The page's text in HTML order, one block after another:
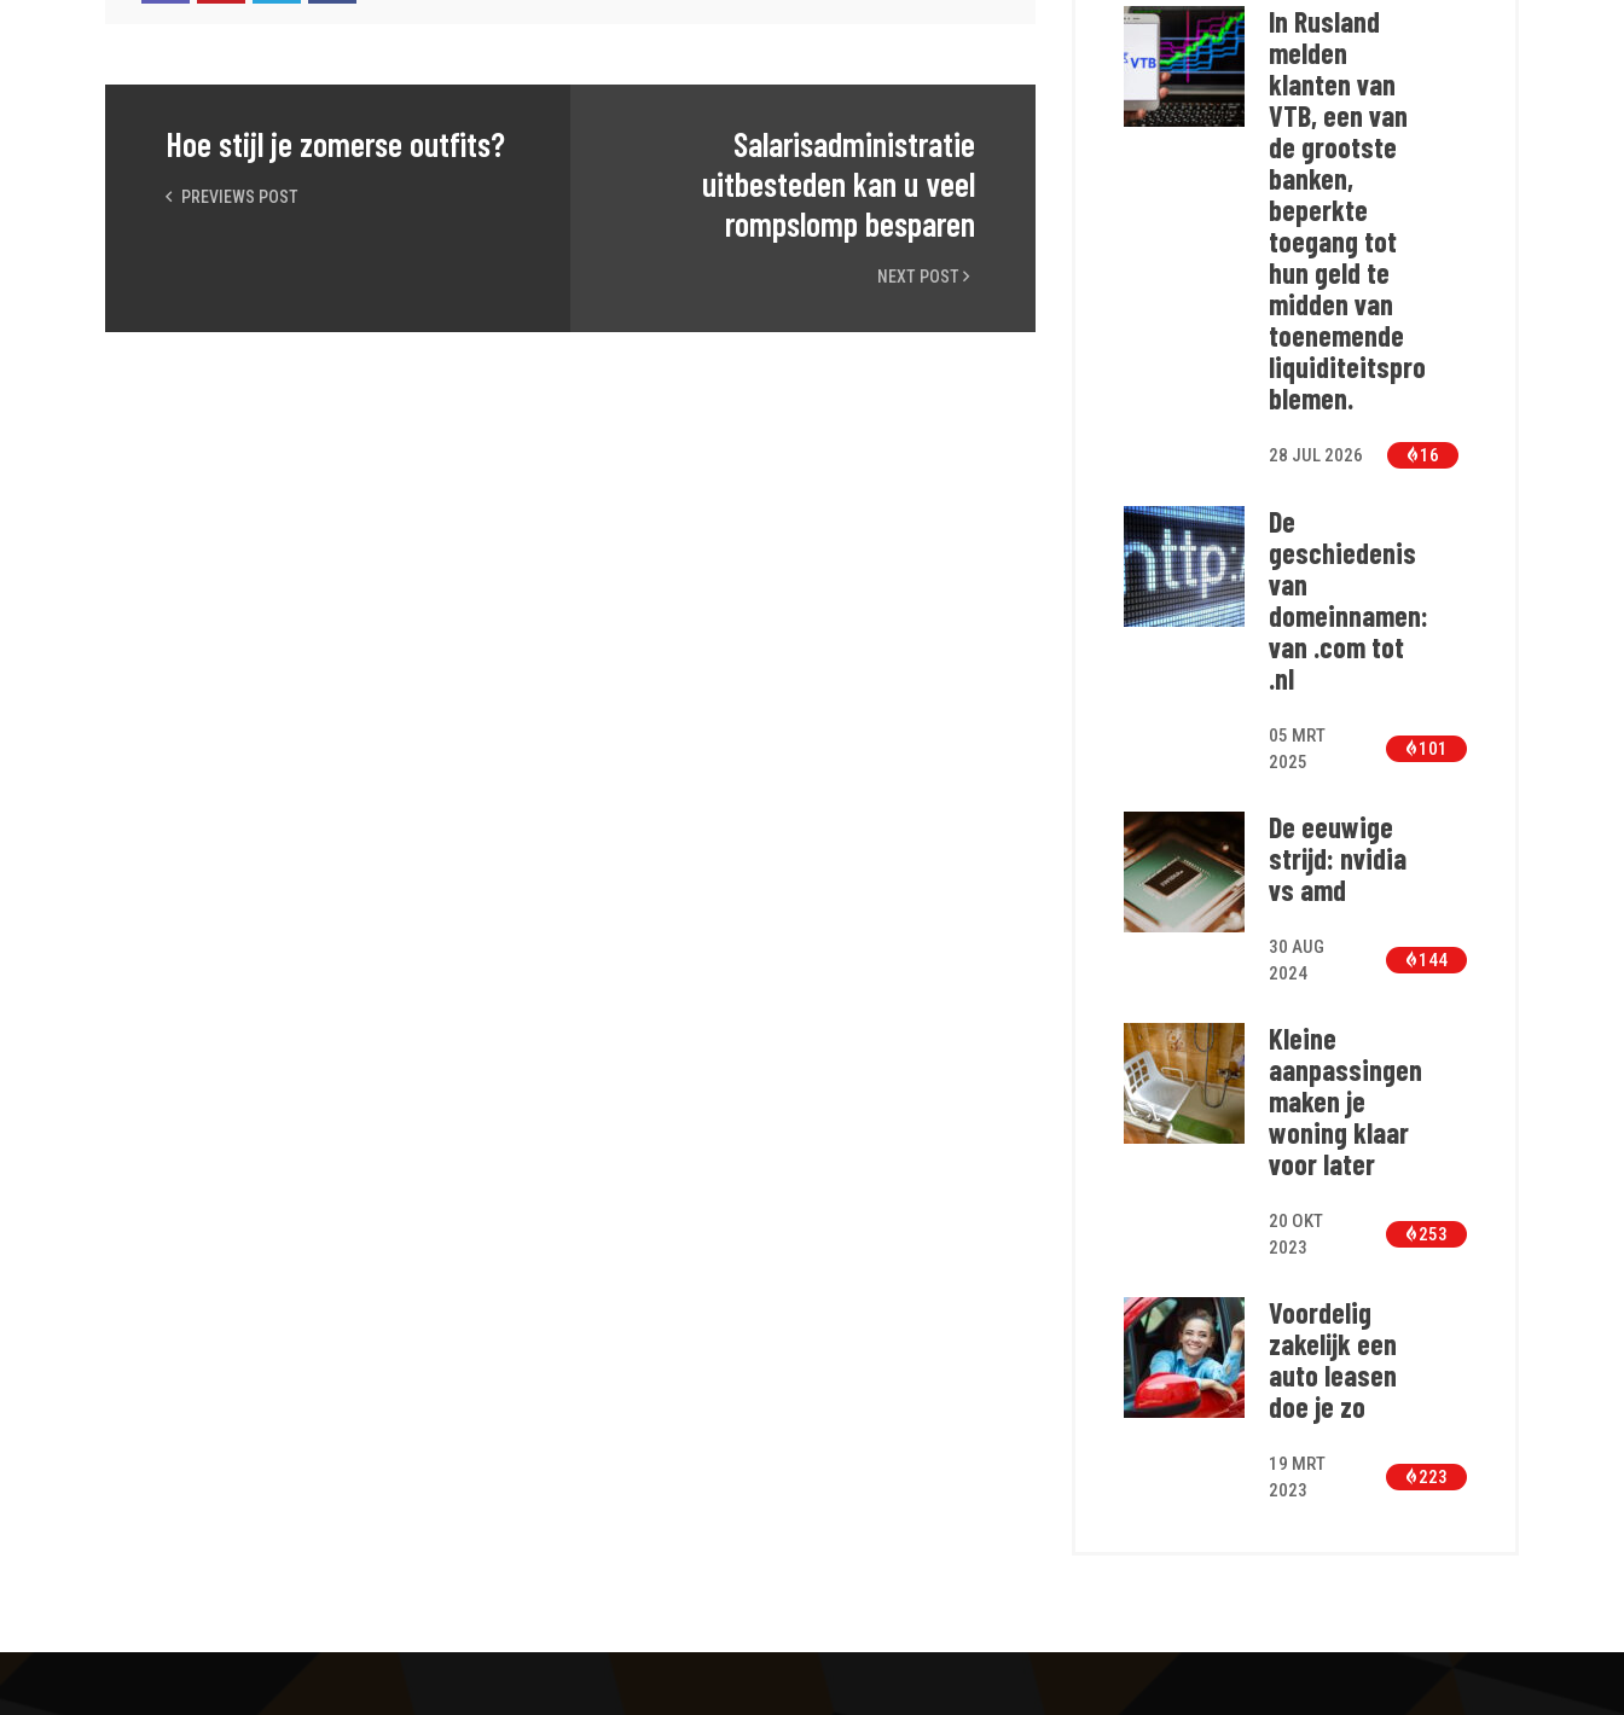
Hoe stijl je zomerse outfits?
PREVIEWS POST
Salarisadministratie
uitbesteden kan u veel
rompslomp besparen
NEXT POST
In Rusland
melden
klanten van
VTB, een van
de grootste
banken,
beperkte
toegang tot
hun geld te
midden van
toenemende
liquiditeitspro
blemen.
28 JUL 2026 16
De
geschiedenis
van
domeinnamen:
van .com tot
.nl
05 MRT
2025
101
De eeuwige
strijd: nvidia
vs amd
30 AUG
2024
144
Kleine
aanpassingen
maken je
woning klaar
voor later
20 OKT
2023
253
Voordelig
zakelijk een
auto leasen
doe je zo
19 MRT
2023
223